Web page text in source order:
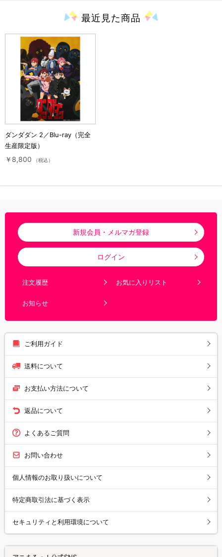
最近見た商品
ダンダダン 2／Blu-ray（完全
生産限定版）
￥8,800 （税込）
新規会員・メルマガ登録
ログイン
注文履歴 お気に入りリスト
お知らせ
ご利用ガイド
送料について
お支払い方法について
返品について
よくあるご質問
お問い合わせ
個人情報のお取り扱いについて
特定商取引法に基づく表示
セキュリティと利用環境について